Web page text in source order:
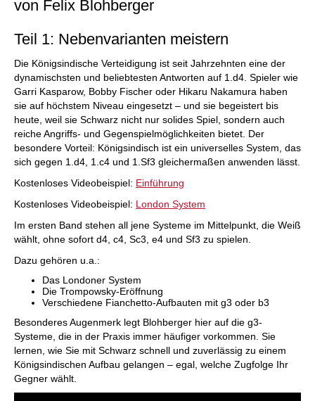
Kostenloses Videobeispiel: Einführung
von Felix Blohberger
Teil 1: Nebenvarianten meistern
Die Königsindische Verteidigung ist seit Jahrzehnten eine der
dynamischsten und beliebtesten Antworten auf 1.d4. Spieler wie
Garri Kasparow, Bobby Fischer oder Hikaru Nakamura haben
sie auf höchstem Niveau eingesetzt – und sie begeistert bis
heute, weil sie Schwarz nicht nur solides Spiel, sondern auch
reiche Angriffs- und Gegenspielmöglichkeiten bietet. Der
besondere Vorteil: Königsindisch ist ein universelles System, das
sich gegen 1.d4, 1.c4 und 1.Sf3 gleichermaßen anwenden lässt.
Kostenloses Videobeispiel: Einführung
Kostenloses Videobeispiel: London System
Im ersten Band stehen all jene Systeme im Mittelpunkt, die Weiß
wählt, ohne sofort d4, c4, Sc3, e4 und Sf3 zu spielen.
Dazu gehören u.a.:
Das Londoner System
Die Trompowsky-Eröffnung
Verschiedene Fianchetto-Aufbauten mit g3 oder b3
Besonderes Augenmerk legt Blohberger hier auf die g3-
Systeme, die in der Praxis immer häufiger vorkommen. Sie
lernen, wie Sie mit Schwarz schnell und zuverlässig zu einem
Königsindischen Aufbau gelangen – egal, welche Zugfolge Ihr
Gegner wählt.